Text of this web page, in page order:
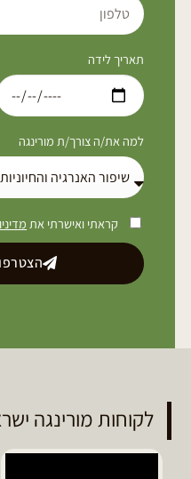
תאריך לידה
למה את/ה צורך/ת מורינגה
קראתי ואישרתי את
לקוחות מורינגה